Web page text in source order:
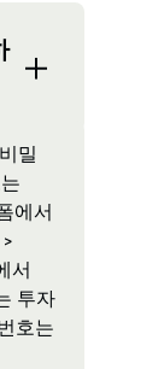
밀
에서
서
투자
호는